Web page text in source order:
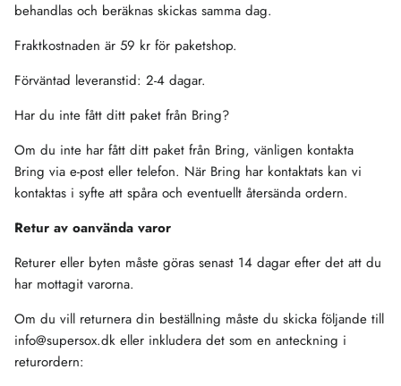
behandlas och beräknas skickas samma dag.
Fraktkostnaden är 59 kr för paketshop.
Förväntad leveranstid: 2-4 dagar.
Har du inte fått ditt paket från Bring?
Om du inte har fått ditt paket från Bring, vänligen kontakta
Bring via e-post eller telefon. När Bring har kontaktats kan vi
kontaktas i syfte att spåra och eventuellt återsända ordern.
Retur av oanvända varor
Returer eller byten måste göras senast 14 dagar efter det att du
har mottagit varorna.
Om du vill returnera din beställning måste du skicka följande till
info@supersox.dk eller inkludera det som en anteckning i
returordern: